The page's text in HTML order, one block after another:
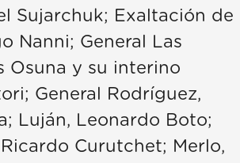
Sujarchuk; Exaltación de
Nanni; General Las
Osuna y su interino
General Rodríguez,
Luján, Leonardo Boto;
Ricardo Curutchet; Merlo,